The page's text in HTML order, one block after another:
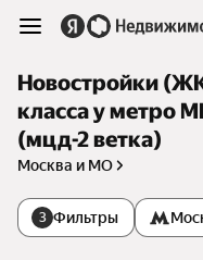
Новостройки
класса у метро
(мцд-2 ветка)
Москва и МО
3 Фильтры